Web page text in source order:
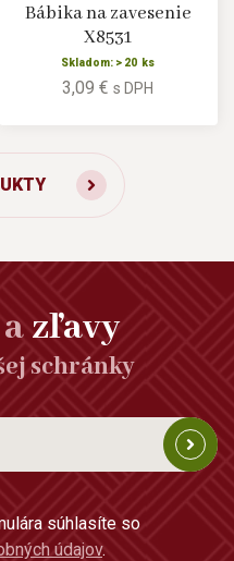
Bábika na zavesenie
X8531
Skladom: > 20 ks
3,09 €s DPH
zľavy
schránky
súhlasíte so
údajov.